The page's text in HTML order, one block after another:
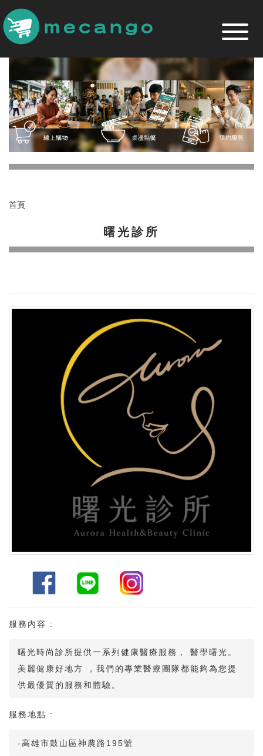
到
主
要
內
區
首頁
曙光診所
服務內容 :
曙光時尚診所提供一系列健康醫療服務， 醫學曙光。
美麗健康好地方 ，我們的專業醫療團隊都能夠為您提
供最優質的服務和體驗。
服務地點 :
-高雄市鼓山區神農路195號